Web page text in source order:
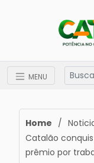
MENU
Home /
Catalão
prêmio por